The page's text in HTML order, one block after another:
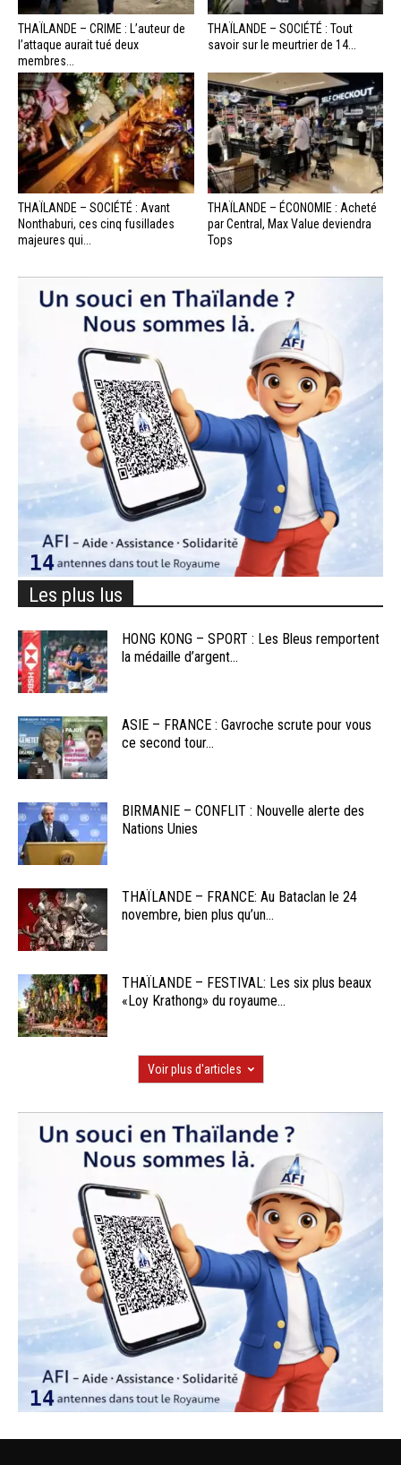
THAÏLANDE – CRIME : L’auteur de
l’attaque aurait tué deux
membres...
THAÏLANDE – SOCIÉTÉ : Tout
savoir sur le meurtrier de 14...
THAÏLANDE – SOCIÉTÉ : Avant
Nonthaburi, ces cinq fusillades
majeures qui...
THAÏLANDE – ÉCONOMIE : Acheté
par Central, Max Value deviendra
Tops
Les plus lus
HONG KONG – SPORT : Les Bleus remportent
la médaille d’argent...
ASIE – FRANCE : Gavroche scrute pour vous
ce second tour...
BIRMANIE – CONFLIT : Nouvelle alerte des
Nations Unies
THAÏLANDE – FRANCE: Au Bataclan le 24
novembre, bien plus qu’un...
THAÏLANDE – FESTIVAL: Les six plus beaux
«Loy Krathong» du royaume...
Voir plus d'articles